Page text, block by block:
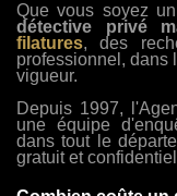
Que vous soyez un
détective privé
filatures, des
professionnel, dans
vigueur.
Depuis 1997,
une équipe
dans tout le
gratuit et